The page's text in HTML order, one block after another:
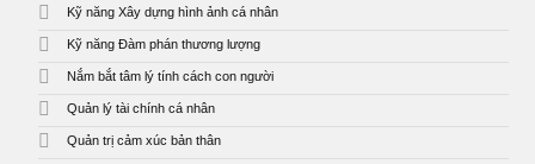
Kỹ năng Xây dựng hình ảnh cá nhân
Kỹ năng Đàm phán thương lượng
Nắm bắt tâm lý tính cách con người
Quản lý tài chính cá nhân
Quản trị cảm xúc bản thân